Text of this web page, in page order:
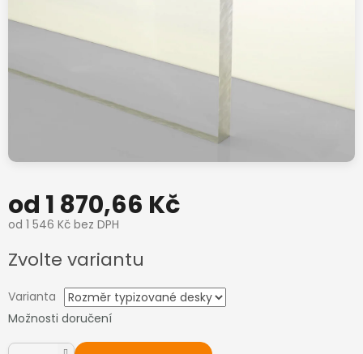
od 1 870,66 Kč
od 1 546 Kč bez DPH
cena:
Zvolte variantu
Varianta
Možnosti doručení